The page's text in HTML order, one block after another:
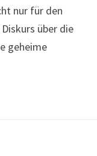
nur für den
über die
geheime